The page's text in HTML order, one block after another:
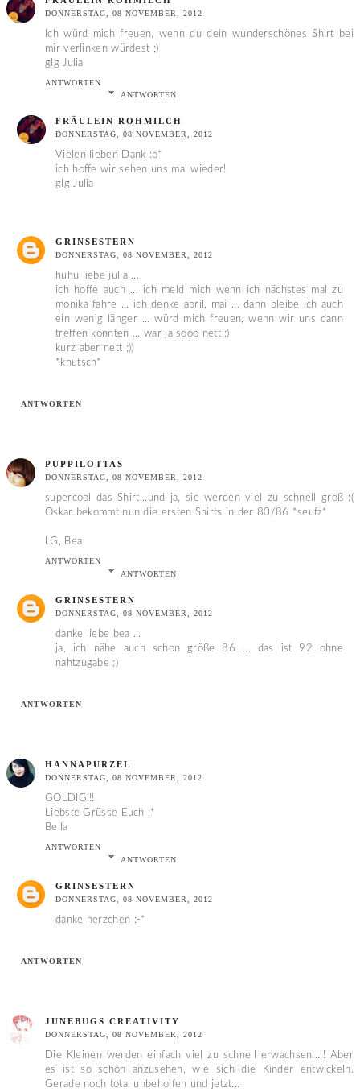
DONNERSTAG, 08 NOVEMBER, 2012
Ich würd mich freuen, wenn du dein wunderschönes Shirt bei
mir verlinken würdest ;)
glg Julia
ANTWORTEN
ANTWORTEN
FRÄULEIN ROHMILCH
DONNERSTAG, 08 NOVEMBER, 2012
Vielen lieben Dank :o*
ich hoffe wir sehen uns mal wieder!
glg Julia
GRINSESTERN
DONNERSTAG, 08 NOVEMBER, 2012
huhu liebe julia ...
ich hoffe auch ... ich meld mich wenn ich nächstes mal zu
monika fahre ... ich denke april, mai ... dann bleibe ich auch
ein wenig länger ... würd mich freuen, wenn wir uns dann
treffen könnten ... war ja sooo nett ;)
kurz aber nett ;))
*knutsch*
ANTWORTEN
PUPPILOTTAS
DONNERSTAG, 08 NOVEMBER, 2012
supercool das Shirt...und ja, sie werden viel zu schnell groß :(
Oskar bekommt nun die ersten Shirts in der 80/86 *seufz*
LG, Bea
ANTWORTEN
ANTWORTEN
GRINSESTERN
DONNERSTAG, 08 NOVEMBER, 2012
danke liebe bea ...
ja, ich nähe auch schon größe 86 ... das ist 92 ohne
nahtzugabe ;)
ANTWORTEN
HANNAPURZEL
DONNERSTAG, 08 NOVEMBER, 2012
GOLDIG!!!!
Liebste Grüsse Euch :*
Bella
ANTWORTEN
ANTWORTEN
GRINSESTERN
DONNERSTAG, 08 NOVEMBER, 2012
danke herzchen :-*
ANTWORTEN
JUNEBUGS CREATIVITY
DONNERSTAG, 08 NOVEMBER, 2012
Die Kleinen werden einfach viel zu schnell erwachsen...!! Aber
es ist so schön anzusehen, wie sich die Kinder entwickeln.
Gerade noch total unbeholfen und jetzt...